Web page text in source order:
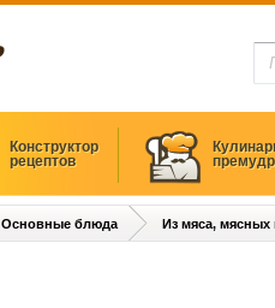
Конструктор
рецептов
Основные блюда Из мяса, мясных